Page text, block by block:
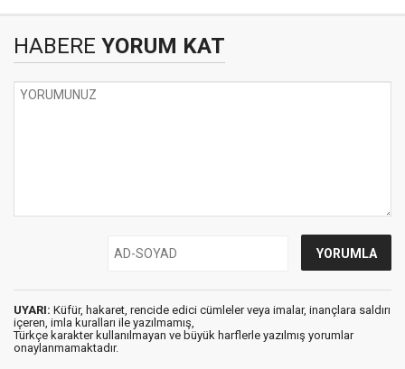
HABERE YORUM KAT
UYARI: Küfür, hakaret, rencide edici cümleler veya imalar, inançlara saldırı
içeren, imla kuralları ile yazılmamış,
Türkçe karakter kullanılmayan ve büyük harflerle yazılmış yorumlar
onaylanmamaktadır.